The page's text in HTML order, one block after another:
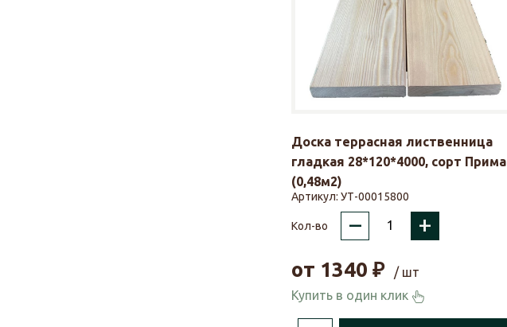
Доска террасная лиственница
гладкая 28*120*4000, сорт Прима
(0,48м2)
Артикул: УТ-00015800
Кол-во – +
от 1340 ₽
/ шт
Купить в один клик